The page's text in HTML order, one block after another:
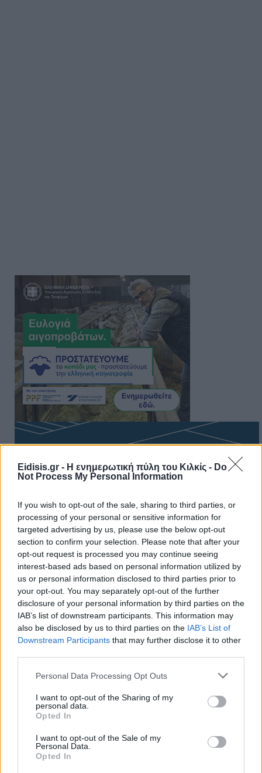
Eidisis.gr - Η ενημερωτική πύλη του Κιλκίς - Do
Not Process My Personal Information
If you wish to opt-out of the sale, sharing to third parties, or
processing of your personal or sensitive information for
targeted advertising by us, please use the below opt-out
section to confirm your selection. Please note that after your
opt-out request is processed you may continue seeing
interest-based ads based on personal information utilized by
us or personal information disclosed to third parties prior to
your opt-out. You may separately opt-out of the further
disclosure of your personal information by third parties on the
IAB’s list of downstream participants. This information may
also be disclosed by us to third parties on the IAB’s List of
Downstream Participants that may further disclose it to other
Personal Data Processing Opt Outs
I want to opt-out of the Sharing of my
personal data.
Opted In
I want to opt-out of the Sale of my
Personal Data.
Opted In
Πρωινή